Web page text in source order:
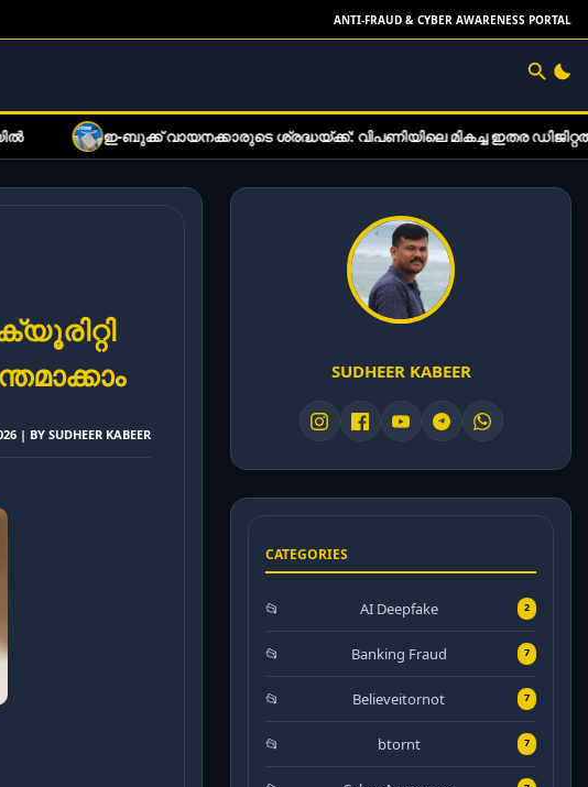
ANTI-FRAUD & CYBER AWARENESS PORTAL
ബുക്ക് വായനക്കാരുടെ ശ്രദ്ധയ്ക്ക്: വിപണിയിലെ മികച്ച ഇതര ഡിജിറ്റൽ വായനാ
| BY SUDHEER KABEER
SUDHEER KABEER
CATEGORIES
AI Deepfake 2
Banking Fraud 7
Believeitornot 7
btornt 7